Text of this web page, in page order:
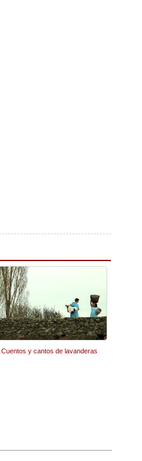
Cuentos y cantos de lavanderas